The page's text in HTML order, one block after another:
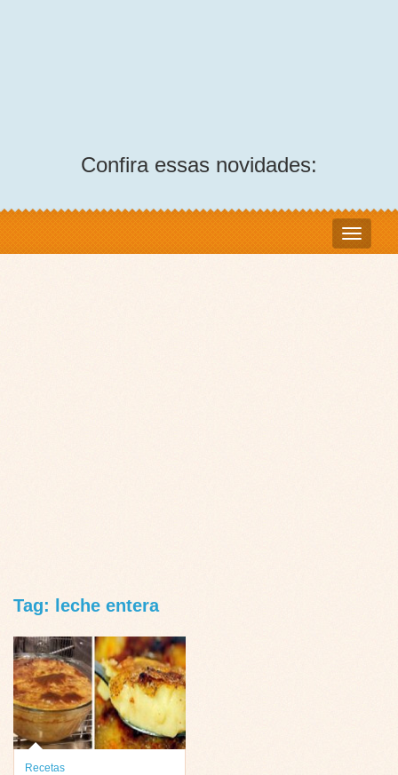
Confira essas novidades:
Tag: leche entera
Recetas